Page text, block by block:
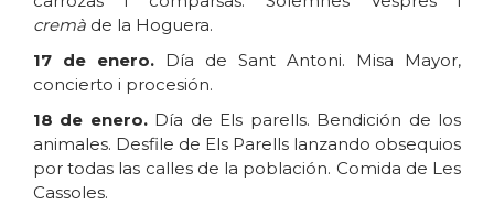
cremà de la Hoguera.
17 de enero. Día de Sant Antoni. Misa Mayor,
concierto i procesión.
18 de enero.Día de Els parells. Bendición de los
animales. Desfile de Els Parells lanzando obsequios
por todas las calles de la población. Comida de Les
Cassoles.